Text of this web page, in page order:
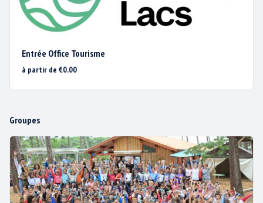
Entrée Office Tourisme
à partir de €0.00
Groupes